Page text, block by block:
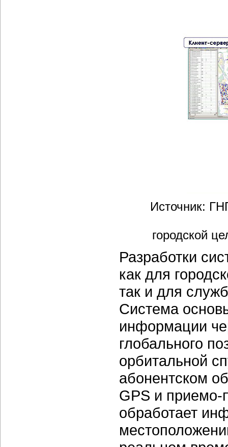
Источник:
городской
Разработки
как для
так и для
Система
информации
глобального
орбитальной
абонентском
GPS и приемо-
обработает